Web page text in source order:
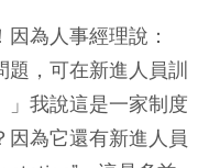
為人事經理說：
題，可在新進人員訓
」我說這是一家制度
因為它還有新進人員